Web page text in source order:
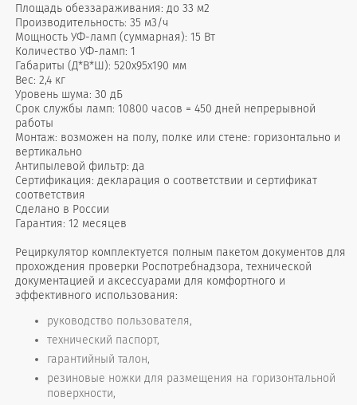
Площадь обеззараживания: до 33 м2
Производительность: 35 м3/ч
Мощность УФ-ламп (суммарная): 15 Вт
Количество УФ-ламп: 1
Габариты (Д*В*Ш): 520x95x190 мм
Вес: 2,4 кг
Уровень шума: 30 дБ
Срок службы ламп: 10800 часов = 450 дней непрерывной
работы
Монтаж: возможен на полу, полке или стене: горизонтально и
вертикально
Антипылевой фильтр: да
Сертификация: декларация о соответствии и сертификат
соответствия
Сделано в России
Гарантия: 12 месяцев
Рециркулятор комплектуется полным пакетом документов для
прохождения проверки Роспотребнадзора, технической
документацией и аксессуарами для комфортного и
эффективного использования:
руководство пользователя,
технический паспорт,
гарантийный талон,
резиновые ножки для размещения на горизонтальной
поверхности,